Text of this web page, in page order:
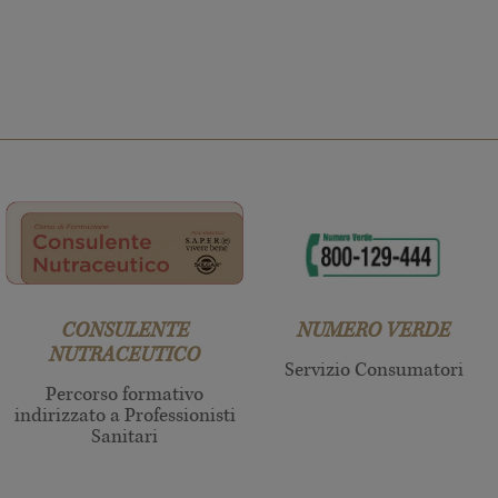
CONSULENTE
NUTRACEUTICO
Percorso formativo
indirizzato a Professionisti
Sanitari
NUMERO VERDE
Servizio Consumatori